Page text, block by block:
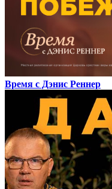
Время с Дэнис Реннер